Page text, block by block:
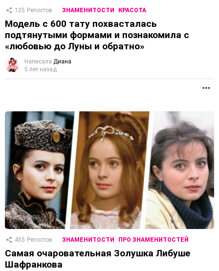
125 Репостов ЗНАМЕНИТОСТИ КРАСОТА
Модель с 600 тату похвасталась
подтянутыми формами и познакомила с
«любовью до Луны и обратно»
Написала Диана
5 лет назад
455 Репостов ЗНАМЕНИТОСТИ ПРО ЗНАМЕНИТОСТЕЙ
Самая очаровательная Золушка Либуше
Шафранкова